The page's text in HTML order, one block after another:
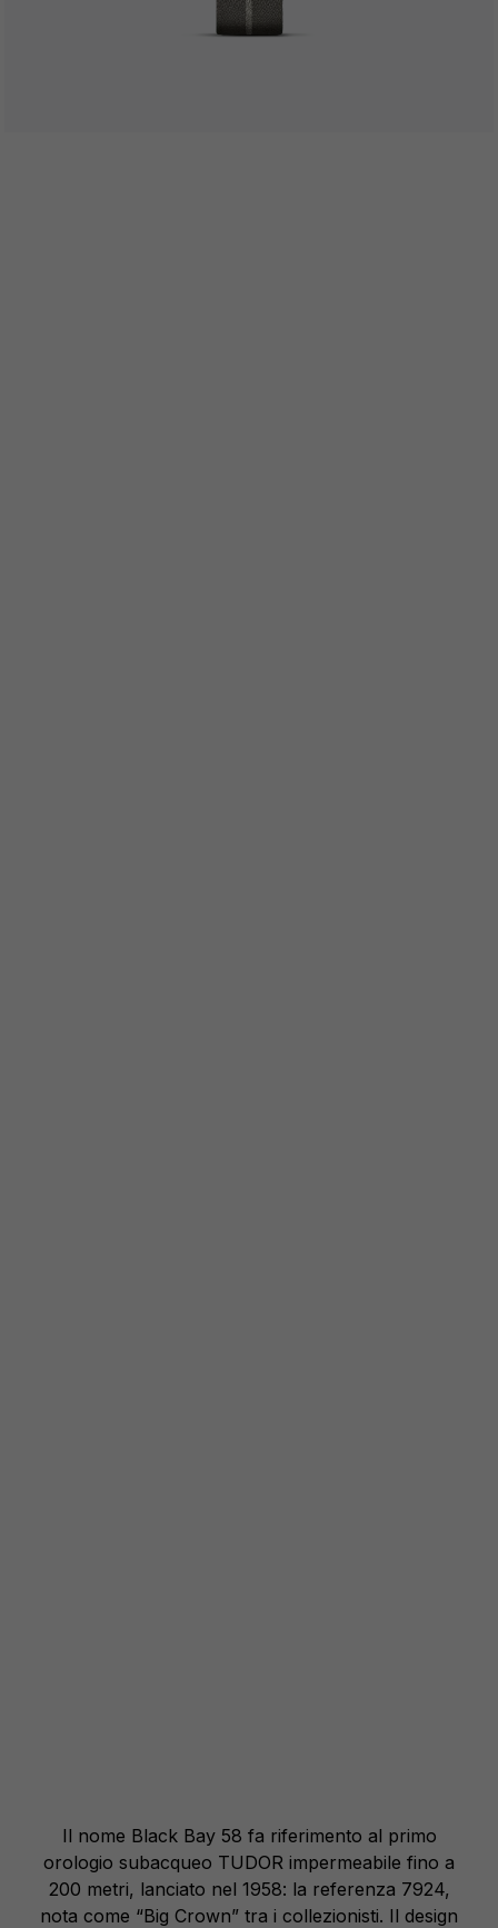
Il nome Black Bay 58 fa riferimento al primo
orologio subacqueo TUDOR impermeabile fino a
200 metri, lanciato nel 1958: la referenza 7924,
nota come “Big Crown” tra i collezionisti. Il design